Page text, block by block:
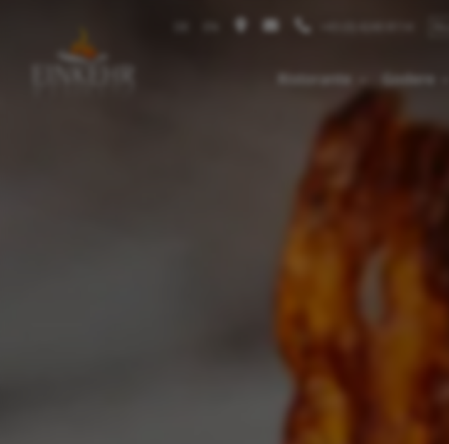
Ristorante Godere